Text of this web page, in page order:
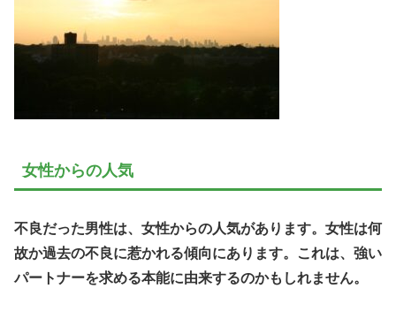
女性からの人気
不良だった男性は、女性からの人気があります。女性は何
故か過去の不良に惹かれる傾向にあります。これは、強い
パートナーを求める本能に由来するのかもしれません。